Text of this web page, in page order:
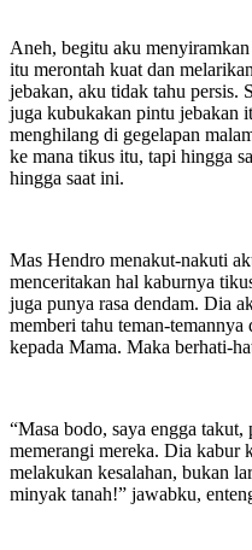
Aneh, begitu aku
itu merontah kuat dan
jebakan, aku tidak tahu persis.
juga kubukakan pintu jebakan
menghilang di gegelapan
ke mana tikus itu, tapi hingga
hingga saat ini.
Mas Hendro menakut-nakuti
menceritakan hal kaburnya
juga punya rasa dendam. Dia
memberi tahu teman-temannya
kepada Mama. Maka berhati-
“Masa bodo, saya engga
memerangi mereka. Dia kabur
melakukan kesalahan, bukan
minyak tanah!” jawabku,